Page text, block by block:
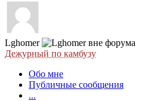
Lghomer
Дежурный по камбузу
Обо мне
Публичные сообщения
...